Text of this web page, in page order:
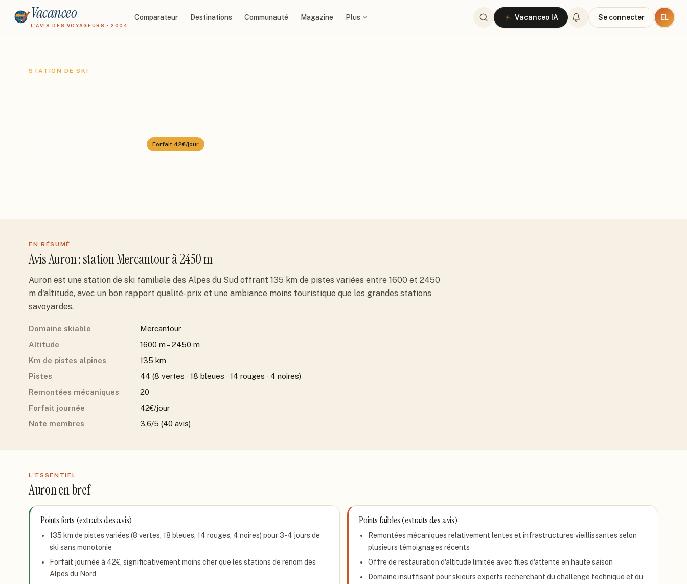
Vacanceo
L'AVIS DES VOYAGEURS · 2004
Comparateur Destinations Communauté Magazine Plus Vacanceo IA Se connecter EL
STATION DE SKI
Forfait 42€/jour
EN RÉSUMÉ
AvisAuron: stationMercantourà 2450 m
Auron est une station de ski familiale des Alpes du Sud offrant 135 km de pistes variées entre 1600 et 2450
m d'altitude, avec un bon rapport qualité-prix et une ambiance moins touristique que les grandes stations
savoyardes.
Domaine skiable
Mercantour
Altitude
1600 m – 2450 m
Km de pistes alpines
135 km
Pistes
44 (8 vertes · 18 bleues · 14 rouges · 4 noires)
Remontées mécaniques
20
Forfait journée
42€/jour
Note membres
3.6/5 (40 avis)
L'ESSENTIEL
Auronen bref
Points forts (extraits des avis)
135 km de pistes variées (8 vertes, 18 bleues, 14 rouges, 4 noires) pour 3-4 jours de
ski sans monotonie
Forfait journée à 42€, significativement moins cher que les stations de renom des
Alpes du Nord
Points faibles (extraits des avis)
Remontées mécaniques relativement lentes et infrastructures vieillissantes selon
plusieurs témoignages récents
Offre de restauration d'altitude limitée avec files d'attente en haute saison
Domaine insuffisant pour skieurs experts recherchant du challenge technique et du